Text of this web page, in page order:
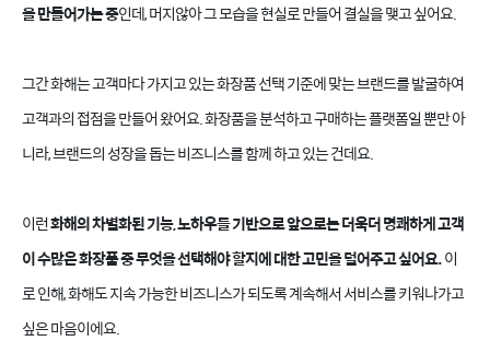
을 만들어가는 중인데, 머지않아 그 모습을 현실로 만들어 결실을 맺고 싶어요.
그간 화해는 고객마다 가지고 있는 화장품 선택 기준에 맞는 브랜드를 발굴하여
고객과의 접점을 만들어 왔어요. 화장품을 분석하고 구매하는 플랫폼일 뿐만 아
니라, 브랜드의 성장을 돕는 비즈니스를 함께 하고 있는 건데요.
이런화해의 차별화된 기능, 노하우를 기반으로 앞으로는 더욱더 명쾌하게 고객
이 수많은 화장품 중 무엇을 선택해야 할지에 대한 고민을 덜어주고 싶어요.이
로 인해, 화해도 지속 가능한 비즈니스가 되도록 계속해서 서비스를 키워나가고
싶은 마음이에요.